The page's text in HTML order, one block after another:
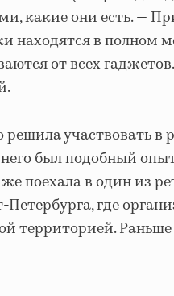
какие они есть. —
находятся в
от всех
решила участвовать в
был подобный
поехала в один из
Петербурга, где
территорией. Раньше